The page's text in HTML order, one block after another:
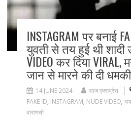
INSTAGRAM पर बनाई
युवती से तय हुई थी शादी
VIDEO कर दिया VIRAL,
जान से मारने की दी धमकी
14 JUNE 2024 आज एक्सप्रेस
FAKE ID, INSTAGRAM, NUDE VIDEO,
वाराणसी